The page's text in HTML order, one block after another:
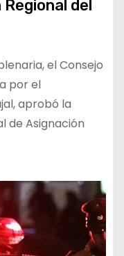
del
el Consejo
por el
aprobó la
de Asignación